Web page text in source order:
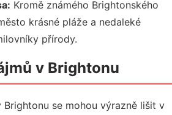
Kromě známého Brightonského
krásné pláže a nedaleké
přírody.
v Brightonu
Brightonu se mohou výrazně lišit v